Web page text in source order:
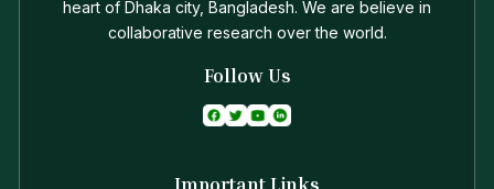
heart of Dhaka city, Bangladesh. We are believe in
collaborative research over the world.
Follow Us
Important Links